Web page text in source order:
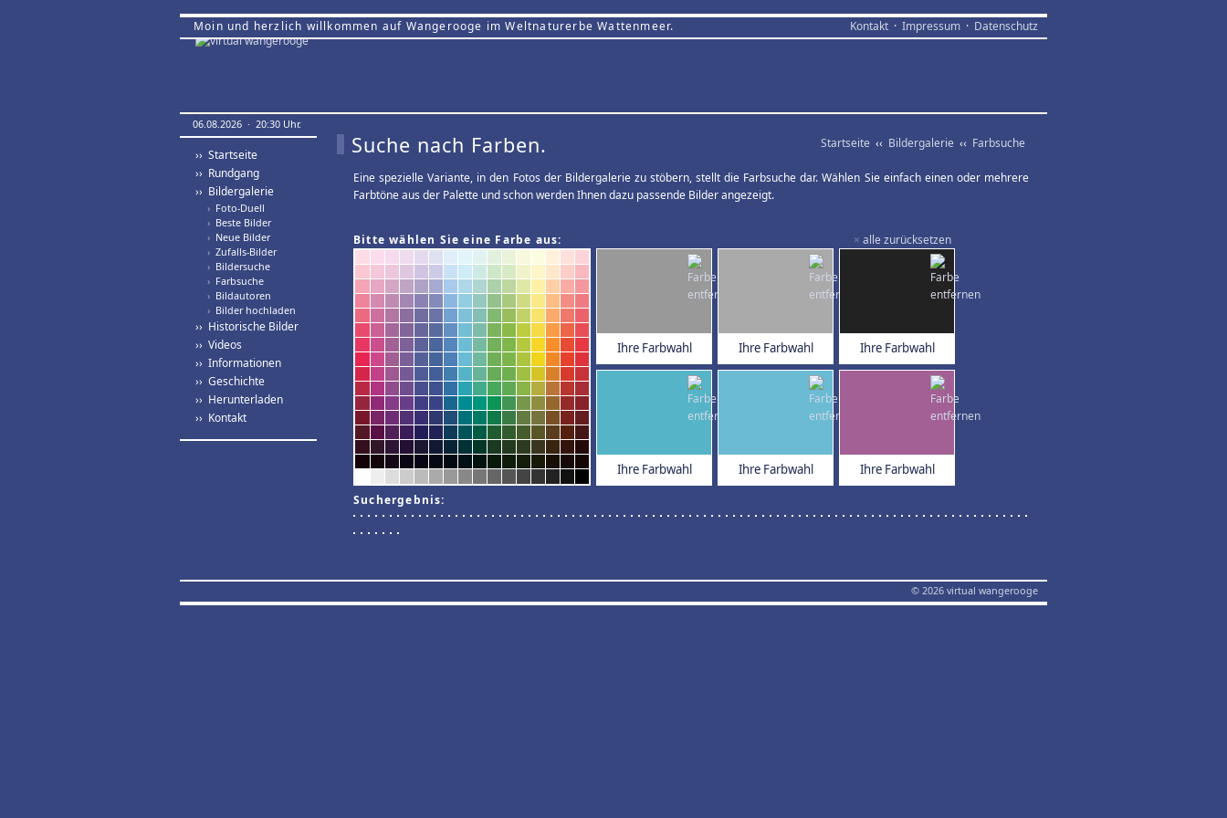
Moin und herzlich willkommen auf Wangerooge im Weltnaturerbe Wattenmeer. Kontakt · Impressum · Datenschutz
06.08.2026 · 20:30 Uhr.
›› Startseite
›› Rundgang
›› Bildergalerie
› Foto-Duell
› Beste Bilder
› Neue Bilder
› Zufalls-Bilder
› Bildersuche
› Farbsuche
› Bildautoren
› Bilder hochladen
›› Historische Bilder
›› Videos
›› Informationen
›› Geschichte
›› Herunterladen
›› Kontakt
Startseite ‹‹ Bildergalerie ‹‹ Farbsuche
Suche nach Farben.
Eine spezielle Variante, in den Fotos der Bildergalerie zu stöbern, stellt die Farbsuche dar. Wählen Sie einfach einen oder mehrere
Farbtöne aus der Palette und schon werden Ihnen dazu passende Bilder angezeigt.
× alle zurücksetzen
Bitte wählen Sie eine Farbe aus:
Ihre Farbwahl Ihre Farbwahl Ihre Farbwahl
Ihre Farbwahl Ihre Farbwahl Ihre Farbwahl
Suchergebnis:
© 2026 virtual wangerooge